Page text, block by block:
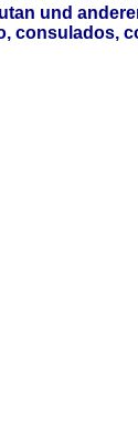
und
consulados,